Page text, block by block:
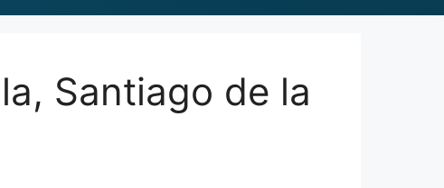
Santiago de la